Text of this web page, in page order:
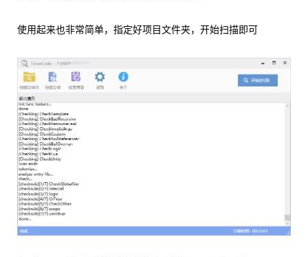
使用起来也非常简单，指定好项目文件夹，开始扫描即可